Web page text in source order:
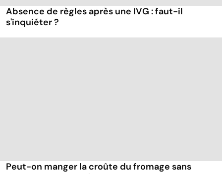
Absence de règles après une IVG : faut-il
s'inquiéter ?
Peut-on manger la croûte du fromage sans